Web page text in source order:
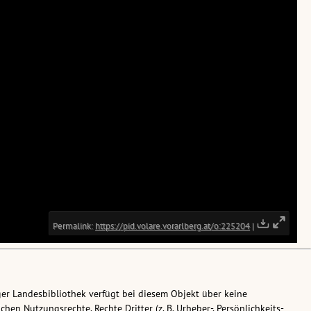
Landesbibliothek verfügt bei diesem Objekt über keine
Nutzungsrechte. Rechte Dritter (z. B. Urheber-, Persönlichkeits-